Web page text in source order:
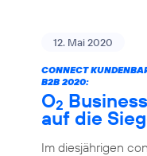
12. Mai 2020
CONNECT
B2B 2020:
O2
auf die
Im diesjährigen